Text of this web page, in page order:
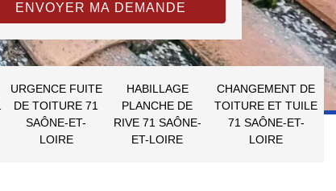
URGENCE FUITE
DE TOITURE 71
SAÔNE-ET-
LOIRE
HABILLAGE
PLANCHE DE
RIVE 71 SAÔNE-
ET-LOIRE
CHANGEMENT DE
TOITURE ET TUILE
71 SAÔNE-ET-
LOIRE